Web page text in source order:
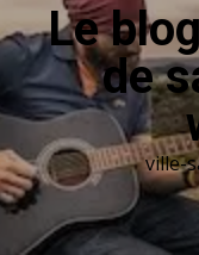
Le
de
ville-